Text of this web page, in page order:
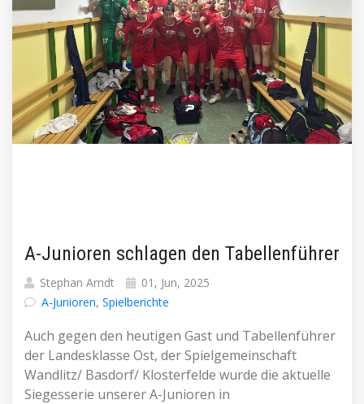
A-Junioren schlagen den Tabellenführer
Stephan Arndt
01, Jun, 2025
A-Junioren, Spielberichte
Auch gegen den heutigen Gast und Tabellenführer
der Landesklasse Ost, der Spielgemeinschaft
Wandlitz/ Basdorf/ Klosterfelde wurde die aktuelle
Siegesserie unserer A-Junioren in